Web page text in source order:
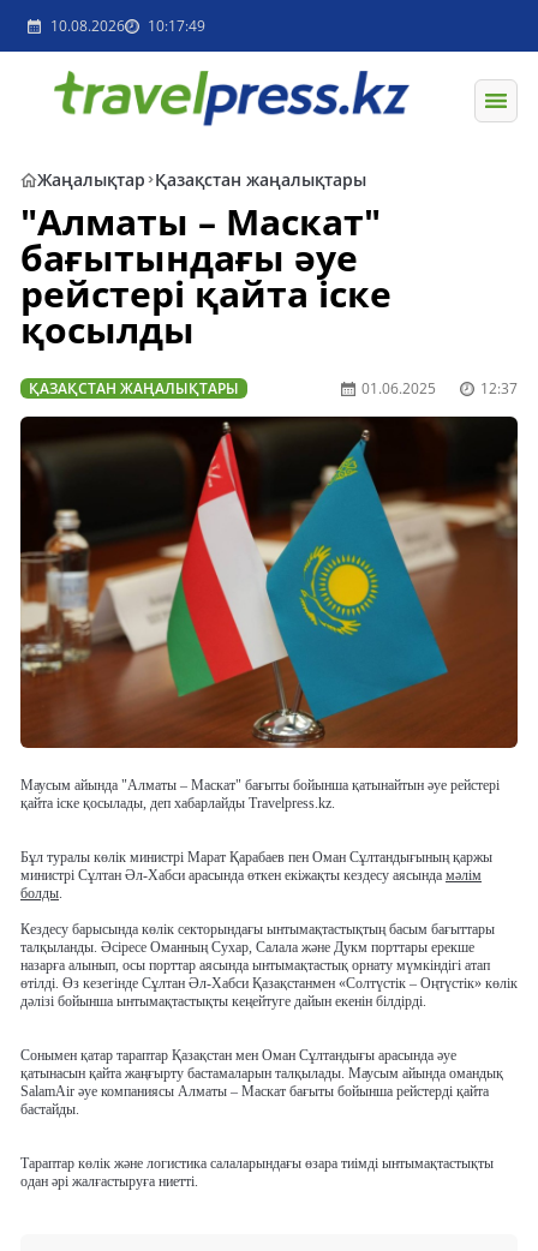
10.08.2026 10:17:49
Жаңалықтар Қазақстан жаңалықтары
"Алматы – Маскат"
бағытындағы әуе
рейстері қайта іске
қосылды
ҚАЗАҚСТАН ЖАҢАЛЫҚТАРЫ 01.06.2025 12:37
Маусым айында "Алматы – Маскат" бағыты бойынша қатынайтын әуе рейстері
қайта іске қосылады, деп хабарлайды Travelpress.kz.
Бұл туралы көлік министрі Марат Қарабаев пен Оман Сұлтандығының қаржы
министрі Сұлтан Әл-Хабси арасында өткен екіжақты кездесу аясында мәлім
болды.
Кездесу барысында көлік секторындағы ынтымақтастықтың басым бағыттары
талқыланды. Әсіресе Оманның Сухар, Салала және Дукм порттары ерекше
назарға алынып, осы порттар аясында ынтымақтастық орнату мүмкіндігі атап
өтілді. Өз кезегінде Сұлтан Әл-Хабси Қазақстанмен «Солтүстік – Оңтүстік» көлік
дәлізі бойынша ынтымақтастықты кеңейтуге дайын екенін білдірді.
Сонымен қатар тараптар Қазақстан мен Оман Сұлтандығы арасында әуе
қатынасын қайта жаңғырту бастамаларын талқылады. Маусым айында омандық
SalamAir әуе компаниясы Алматы – Маскат бағыты бойынша рейстерді қайта
бастайды.
Тараптар көлік және логистика салаларындағы өзара тиімді ынтымақтастықты
одан әрі жалғастыруға ниетті.